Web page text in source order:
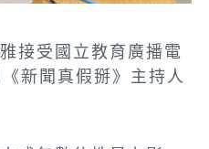
接受國立教育廣播電
新聞真假掰》主持人